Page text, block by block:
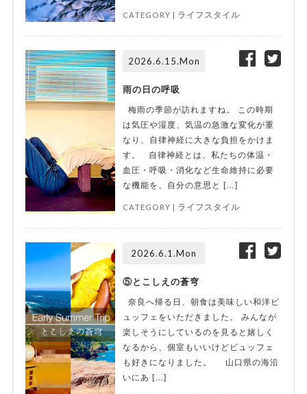
CATEGORY | ライフスタイル
2026.6.15.Mon
雨の日の呼吸
梅雨の季節が訪れますね。 この時期
は気圧や湿度、気温の急激な変化が重
なり、自律神経に大きな負担をかけま
す。 自律神経とは、私たちの体温・
血圧・呼吸・消化など生命維持に必要
な機能を、自分の意思と […]
CATEGORY | ライフスタイル
2026.6.1.Mon
⑤とこしえの蒼穹
奈良へ帰る日、朝食は美味しい和洋ビ
ュッフェをいただきました。 みんなが
楽しそうにしているのを見ると嬉しく
なるから、個室もいいけどビュッフェ
も好きになりました。 山口県の海沿
いにあ […]